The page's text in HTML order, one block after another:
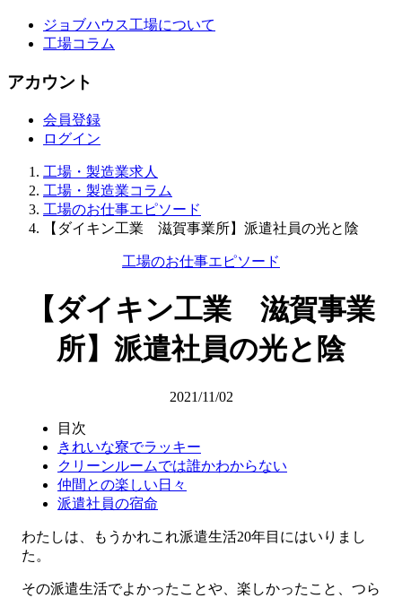
ジョブハウス工場について
工場コラム
アカウント
会員登録
ログイン
工場・製造業求人
工場・製造業コラム
工場のお仕事エピソード
【ダイキン工業 滋賀事業所】派遣社員の光と陰
工場のお仕事エピソード
【ダイキン工業 滋賀事業
所】派遣社員の光と陰
2021/11/02
目次
きれいな寮でラッキー
クリーンルームでは誰かわからない
仲間との楽しい日々
派遣社員の宿命
わたしは、もうかれこれ派遣生活20年目にはいりまし
た。
その派遣生活でよかったことや、楽しかったこと、つら